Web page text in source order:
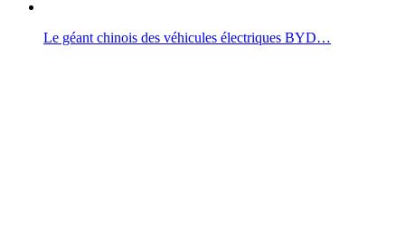
Le géant chinois des véhicules électriques BYD…